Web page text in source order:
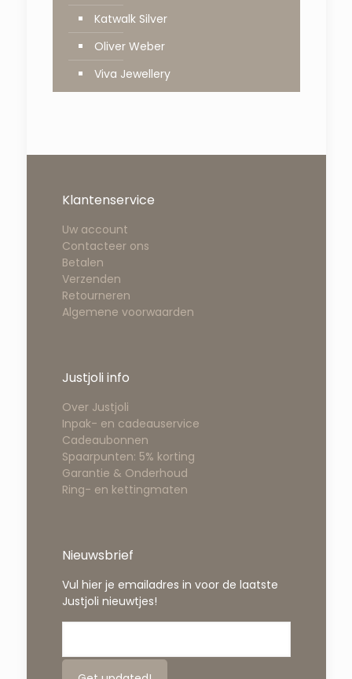
Katwalk Silver
Oliver Weber
Viva Jewellery
Klantenservice
Uw account
Contacteer ons
Betalen
Verzenden
Retourneren
Algemene voorwaarden
Justjoli info
Over Justjoli
Inpak- en cadeauservice
Cadeaubonnen
Spaarpunten: 5% korting
Garantie & Onderhoud
Ring- en kettingmaten
Nieuwsbrief
Vul hier je emailadres in voor de laatste
Justjoli nieuwtjes!